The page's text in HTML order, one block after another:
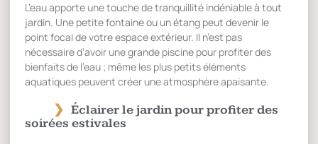
L’eau apporte une touche de tranquillité indéniable à tout
jardin. Une petite fontaine ou un étang peut devenir le
point focal de votre espace extérieur. Il n’est pas
nécessaire d’avoir une grande piscine pour profiter des
bienfaits de l’eau ; même les plus petits éléments
aquatiques peuvent créer une atmosphère apaisante.
Éclairer le jardin pour profiter des
soirées estivales